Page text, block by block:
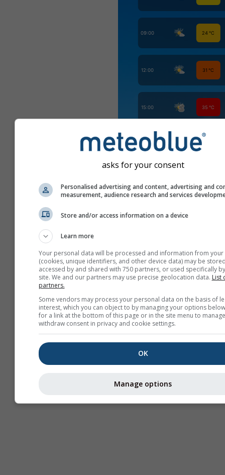
Utwórz nowy meteoTV
Więcej informacji
asks for your consent
Personalised advertising and content, advertising and
measurement, audience research and services
Store and/or access information on a device
Learn more
Your personal data will be processed and information from your
(cookies, unique identifiers, and other device data) may be
accessed by and shared with 750 partners, or used specifically
site. We and our partners may use precise geolocation data. List
partners.
Some vendors may process your personal data on the basis of
interest, which you can object to by managing your options
for a link at the bottom of this page or in the site menu to
withdraw consent in privacy and cookie settings.
OK
Manage options